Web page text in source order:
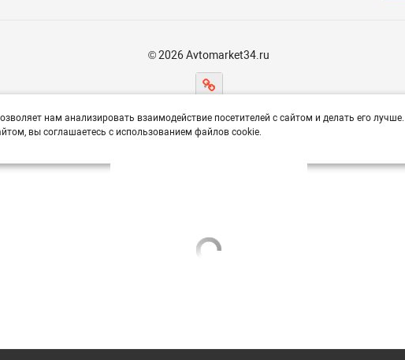
© 2026 Avtomarket34.ru
нам анализировать взаимодействие посетителей с сайтом и делать его лучше.
вы соглашаетесь с использованием файлов cookie.